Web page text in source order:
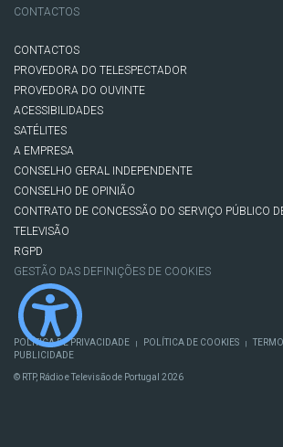
CONTACTOS
CONTACTOS
PROVEDORA DO TELESPECTADOR
PROVEDORA DO OUVINTE
ACESSIBILIDADES
SATÉLITES
A EMPRESA
CONSELHO GERAL INDEPENDENTE
CONSELHO DE OPINIÃO
CONTRATO DE CONCESSÃO DO SERVIÇO PÚBLICO
TELEVISÃO
RGPD
GESTÃO DAS DEFINIÇÕES DE COOKIES
POLÍTICA DE PRIVACIDADE | POLÍTICA DE COOKIES |
PUBLICIDADE
© RTP, Rádio e Televisão de Portugal 2026